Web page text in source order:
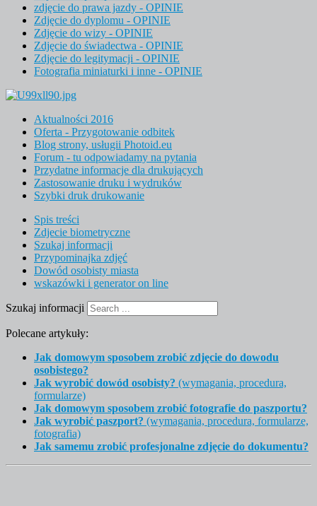
zdjęcie do prawa jazdy - OPINIE
Zdjęcie do dyplomu - OPINIE
Zdjęcie do wizy - OPINIE
Zdjęcie do świadectwa - OPINIE
Zdjęcie do legitymacji - OPINIE
Fotografia miniaturki i inne - OPINIE
Aktualności 2016
Oferta - Przygotowanie odbitek
Blog strony, usługii Photoid.eu
Forum - tu odpowiadamy na pytania
Przydatne informacje dla drukujących
Zastosowanie druku i wydruków
Szybki druk drukowanie
Spis treści
Zdjecie biometryczne
Szukaj informacji
Przypominajka zdjęć
Dowód osobisty miasta
wskazówki i generator on line
Szukaj informacji
Polecane artykuły:
Jak domowym sposobem zrobić zdjęcie do dowodu
osobistego?
Jak wyrobić dowód osobisty? (wymagania, procedura,
formularze)
Jak domowym sposobem zrobić fotografie do paszportu?
Jak wyrobić paszport? (wymagania, procedura, formularze,
fotografia)
Jak samemu zrobić profesjonalne zdjęcie do dokumentu?